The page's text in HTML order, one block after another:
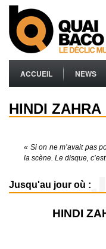
ACCUEIL NEWS
HINDI ZAHRA
« Si on ne m’avait pas
la scène. Le disque,
Jusqu'au jour où :
HINDI